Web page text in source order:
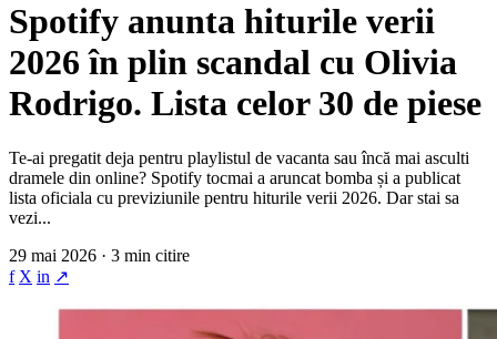
Spotify anunta hiturile verii
2026 în plin scandal cu Olivia
Rodrigo. Lista celor 30 de piese
Te-ai pregatit deja pentru playlistul de vacanta sau încă mai asculti
dramele din online? Spotify tocmai a aruncat bomba și a publicat
lista oficiala cu previziunile pentru hiturile verii 2026. Dar stai sa
vezi...
29 mai 2026 · 3 min citire
f X in ↗